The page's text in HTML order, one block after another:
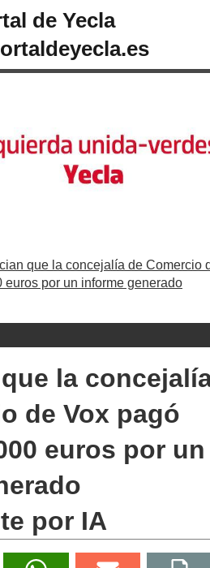
de Yecla
que la concejalía de Comercio
euros por un informe generado
la
de Vox pagó
euros por un
por IA